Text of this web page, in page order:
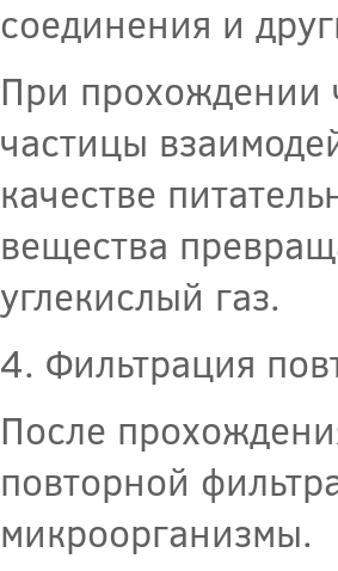
соединения и
При прохождении
частицы
качестве
вещества
углекислый газ.
4. Фильтрация
После
повторной
микроорганизмы.